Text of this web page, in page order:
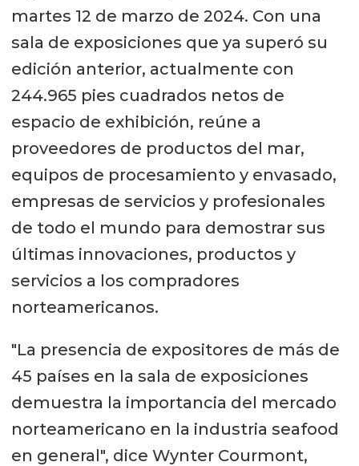
martes 12 de marzo de 2024. Con una
sala de exposiciones que ya superó su
edición anterior, actualmente con
244.965 pies cuadrados netos de
espacio de exhibición, reúne a
proveedores de productos del mar,
equipos de procesamiento y envasado,
empresas de servicios y profesionales
de todo el mundo para demostrar sus
últimas innovaciones, productos y
servicios a los compradores
norteamericanos.
"La presencia de expositores de más de
45 países en la sala de exposiciones
demuestra la importancia del mercado
norteamericano en la industria seafood
en general", dice Wynter Courmont,